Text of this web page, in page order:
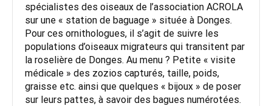
spécialistes des oiseaux de l’association ACROLA
sur une « station de baguage » située à Donges.
Pour ces ornithologues, il s’agit de suivre les
populations d’oiseaux migrateurs qui transitent par
la roselière de Donges. Au menu ? Petite « visite
médicale » des zozios capturés, taille, poids,
graisse etc. ainsi que quelques « bijoux » de poser
sur leurs pattes, à savoir des bagues numérotées.